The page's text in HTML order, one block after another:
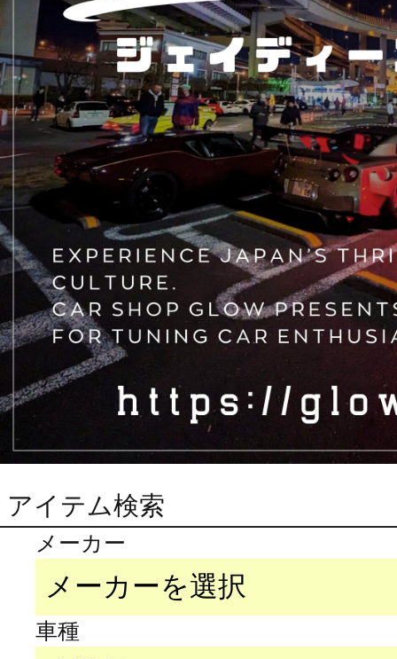
アイテム検索
メーカー
車種